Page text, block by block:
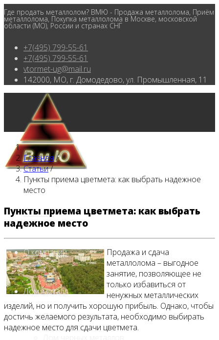
Где продать металлолом? ВМЮ - Продажа металлолома, Приём
металлолома, Покупка металлолома в Москве, московской
области (МО), России и странах СНГ
+7(495) 799-55-61
+7(495) 799-55-61
vtormet-ug@mail.ru
142000, МО, г. Домодедово, ул. Промышленная, 11
Главная
О компании
Лом, металл
Продажа лома
Прием лома
Главная/
Статьи/
Пункты приема цветмета: как выбрать надежное
место
Пункты приема цветмета: как выбрать
надежное место
Продажа и сдача
металлолома – выгодное
занятие, позволяющее не
только избавиться от
ненужных металлических
изделий, но и получить хорошую прибыль. Однако, чтобы
достичь желаемого результата, необходимо выбирать
надежное место для сдачи цветмета.